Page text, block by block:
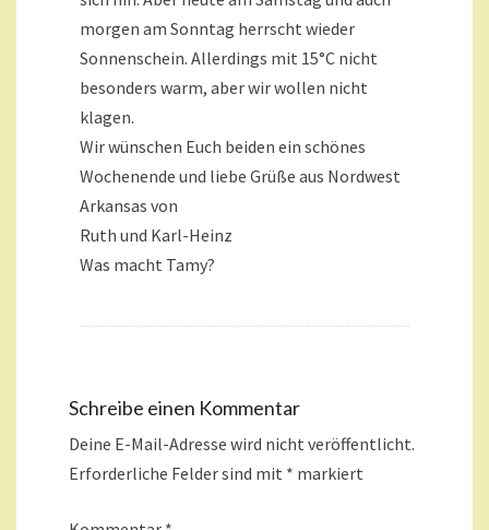
morgen am Sonntag herrscht wieder
Sonnenschein. Allerdings mit 15°C nicht
besonders warm, aber wir wollen nicht
klagen.
Wir wünschen Euch beiden ein schönes
Wochenende und liebe Grüße aus Nordwest
Arkansas von
Ruth und Karl-Heinz
Was macht Tamy?
Schreibe einen Kommentar
Deine E-Mail-Adresse wird nicht veröffentlicht.
Erforderliche Felder sind mit * markiert